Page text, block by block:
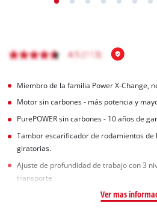
Miembro de la familia Power X-Change,
Motor sin carbones - más potencia y
PurePOWER sin carbones - 10 años de
Tambor escarificador de rodamientos de
giratorias.
Ajuste de profundidad de trabajo con 3
transporte
Ver mas